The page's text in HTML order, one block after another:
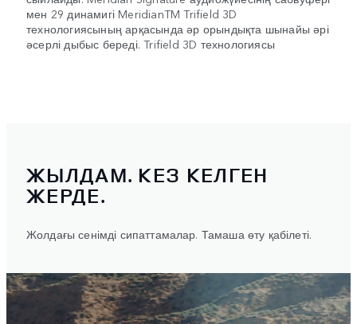
мен 29 динамигі MeridianTM Trifield 3D
технологиясының арқасында әр орындықта шынайы әрі
әсерлі дыбыс береді. Trifield 3D технологиясы
ЖЫЛДАМ. КЕЗ КЕЛГЕН
ЖЕРДЕ.
Жолдағы сенімді сипаттамалар. Тамаша өту қабілеті.